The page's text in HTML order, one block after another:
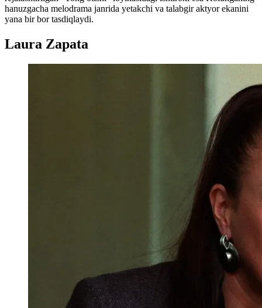
hanuzgacha melodrama janrida yetakchi va talabgir aktyor ekanini
yana bir bor tasdiqlaydi.
Laura Zapata